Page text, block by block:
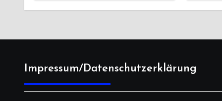
Impressum/Datenschutzerklärung